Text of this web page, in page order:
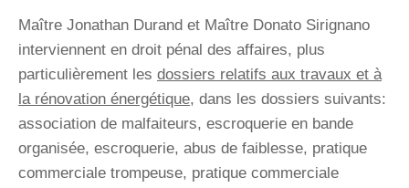
Maître Jonathan Durand et Maître Donato Sirignano
interviennent en droit pénal des affaires, plus
particulièrement les dossiers relatifs aux travaux et à
la rénovation énergétique, dans les dossiers suivants:
association de malfaiteurs, escroquerie en bande
organisée, escroquerie, abus de faiblesse, pratique
commerciale trompeuse, pratique commerciale